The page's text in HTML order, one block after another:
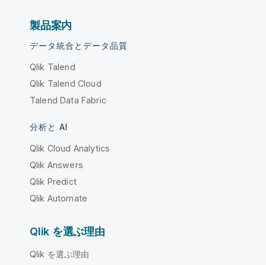
製品案内
データ統合とデータ品質
Qlik Talend
Qlik Talend Cloud
Talend Data Fabric
分析と AI
Qlik Cloud Analytics
Qlik Answers
Qlik Predict
Qlik Automate
Qlik を選ぶ理由
Qlik を選ぶ理由